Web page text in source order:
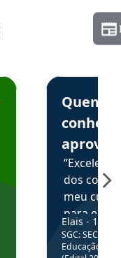
Concursos em
Estudante
Quem
aprova
dos
meu
para
colocar
através
Elais - 15/
SGC: SEC BA
Educação